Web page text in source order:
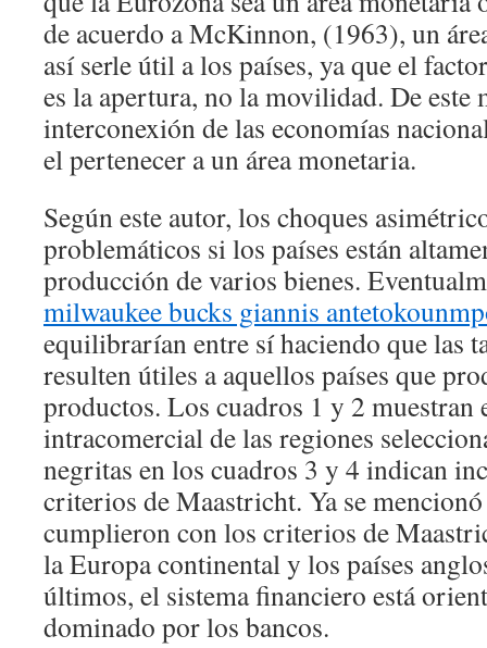
de acuerdo a McKinnon, (1963), un
así serle útil a los países, ya que el
es la apertura, no la movilidad. De este
interconexión de las economías
el pertenecer a un área monetaria.
Según este autor, los choques
problemáticos si los países están
producción de varios bienes.
milwaukee bucks giannis
equilibrarían entre sí haciendo que las
resulten útiles a aquellos países que
productos. Los cuadros 1 y 2
intracomercial de las regiones
negritas en los cuadros 3 y 4 indican
criterios de Maastricht. Ya se
cumplieron con los criterios de
la Europa continental y los países
últimos, el sistema financiero está
dominado por los bancos.